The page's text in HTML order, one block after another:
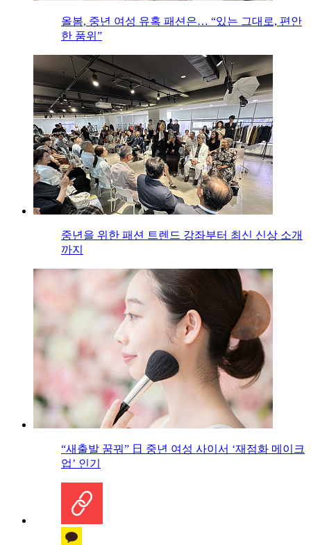
올봄, 중년 여성 유혹 패션은… “있는 그대로, 편안
한 품위”
중년을 위한 패션 트렌드 강좌부터 최신 신상 소개
까지
“새출발 꿈꿔” 日 중년 여성 사이서 ‘재점화 메이크
업’ 인기